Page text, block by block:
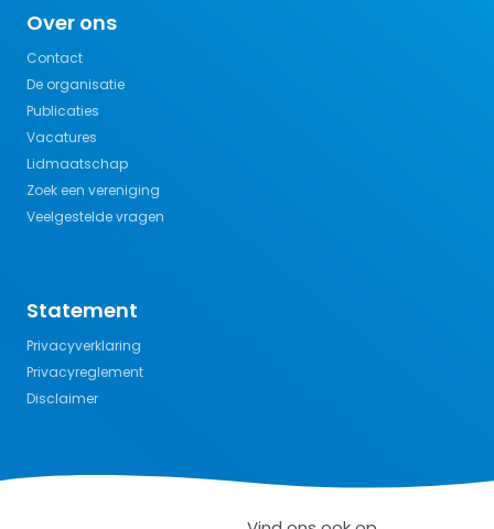
Over ons
Contact
De organisatie
Publicaties
Vacatures
Lidmaatschap
Zoek een vereniging
Veelgestelde vragen
Statement
Privacyverklaring
Privacyreglement
Disclaimer